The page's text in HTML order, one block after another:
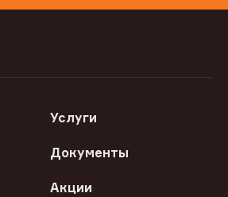
Услуги
Документы
Акции